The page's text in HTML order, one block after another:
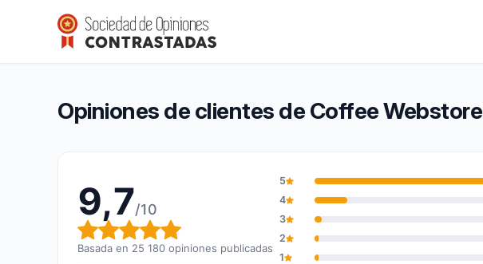
Coffee Webstore
Calificación global: 9,7 de 10
9,7/10(25 180 opiniones)
Opiniones de clientes de Coffee Webstore
9,7/10
Calificación global: 9,7 de 10
Basada en 25 180 opiniones publicadas
5
4
3
2
1